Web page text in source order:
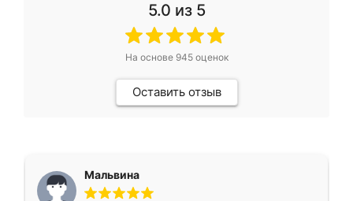
5.0 из 5
На основе 945оценок
Оставить отзыв
Мальвина